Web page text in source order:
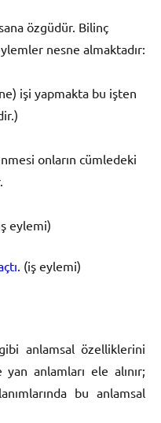
özgüdür. Bilinç
nesne almaktadır:
işi yapmakta bu işten
onların cümledeki
eylemi)
(iş eylemi)
anlamsal özelliklerini
anlamları ele alınır;
bu anlamsal